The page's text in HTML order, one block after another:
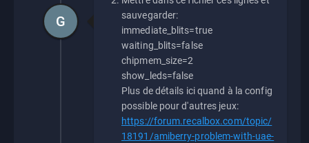
sauvegarder:
immediate_blits=true
waiting_blits=false
chipmem_size=2
show_leds=false
Plus de détails ici quand à la config
possible pour d'autres jeux:
https://forum.recalbox.com/topic/
18191/amiberry-problem-with-uae-
G